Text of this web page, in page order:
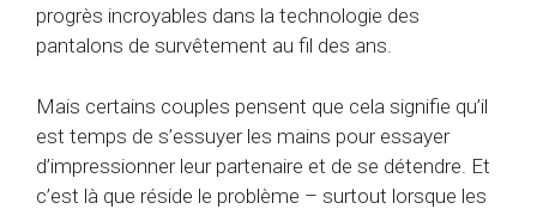
progrès incroyables dans la technologie des
pantalons de survêtement au fil des ans.
Mais certains couples pensent que cela signifie qu’il
est temps de s’essuyer les mains pour essayer
d’impressionner leur partenaire et de se détendre. Et
c’est là que réside le problème – surtout lorsque les